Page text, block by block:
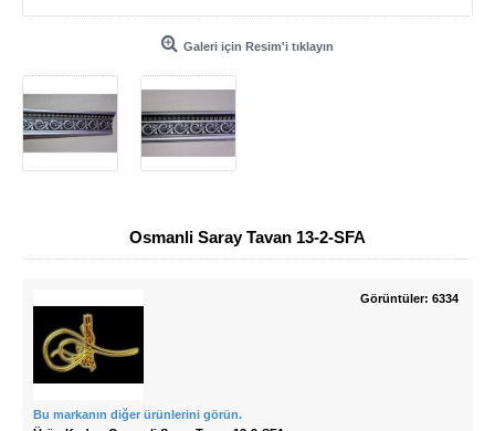
Galeri için Resim'i tıklayın
Osmanli Saray Tavan 13-2-SFA
Görüntüler: 6334
Bu markanın diğer ürünlerini görün.